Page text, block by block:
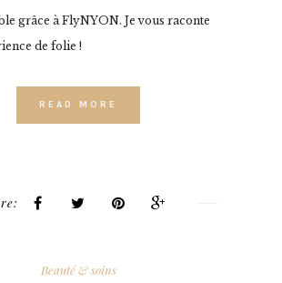
grâce à FlyNYON. Je vous raconte
de folie !
READ MORE
Beauté & soins